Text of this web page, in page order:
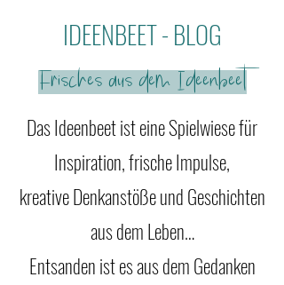
IDEENBEET - BLOG
Frisches aus dem Ideenbeet
Das Ideenbeet ist eine Spielwiese für
Inspiration, frische Impulse,
kreative Denkanstöße und Geschichten
aus dem Leben…
Entsanden ist es aus dem Gedanken